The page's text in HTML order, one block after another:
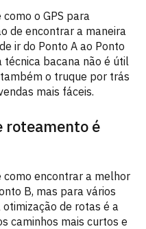
o GPS para
de encontrar a maneira
ir do Ponto A ao Ponto
técnica bacana não é útil
o truque por trás
mais fáceis.
roteamento é
como encontrar a melhor
B, mas para vários
de rotas é a
caminhos mais curtos e